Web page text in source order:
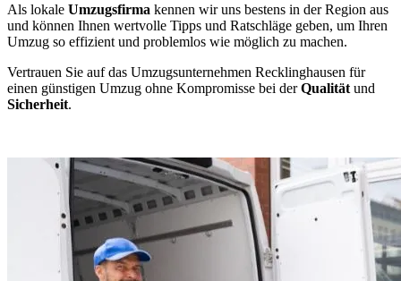
Als lokale Umzugsfirma kennen wir uns bestens in der Region aus
und können Ihnen wertvolle Tipps und Ratschläge geben, um Ihren
Umzug so effizient und problemlos wie möglich zu machen.
Vertrauen Sie auf das Umzugsunternehmen Recklinghausen für
einen günstigen Umzug ohne Kompromisse bei derQualität und
Sicherheit.